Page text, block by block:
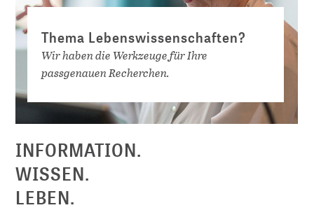
Thema Lebenswissenschaften?
Wir haben die Werkzeuge für Ihre
passgenauen Recherchen.
INFORMATION.
WISSEN.
LEBEN.